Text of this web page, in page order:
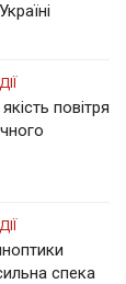
повітря
спека